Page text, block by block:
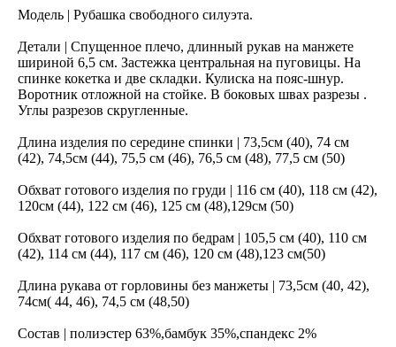
Модель | Рубашка свободного силуэта.
Детали | Спущенное плечо, длинный рукав на манжете
шириной 6,5 см. Застежка центральная на пуговицы. На
спинке кокетка и две складки. Кулиска на пояс-шнур.
Воротник отложной на стойке. В боковых швах разрезы .
Углы разрезов скругленные.
Длина изделия по середине спинки | 73,5см (40), 74 см
(42), 74,5см (44), 75,5 см (46), 76,5 см (48), 77,5 см (50)
Обхват готового изделия по груди | 116 см (40), 118 см (42),
120см (44), 122 см (46), 125 см (48),129см (50)
Обхват готового изделия по бедрам | 105,5 см (40), 110 см
(42), 114 см (44), 117 см (46), 120 см (48),123 см(50)
Длина рукава от горловины без манжеты | 73,5см (40, 42),
74см( 44, 46), 74,5 см (48,50)
Состав | полиэстер 63%,бамбук 35%,спандекс 2%